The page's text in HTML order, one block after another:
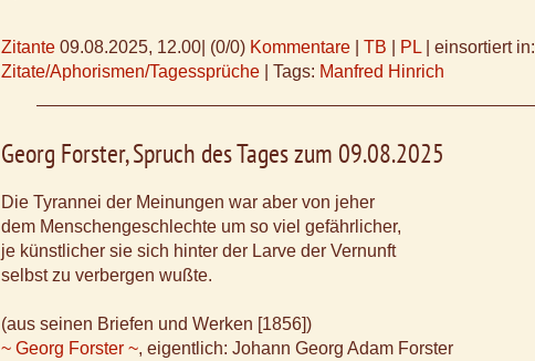
Zitante 09.08.2025, 12.00 (0/0) Kommentare TB PL
einsortiert in:
Zitate/Aphorismen/Tagessprüche
Tags: Manfred Hinrich
Georg Forster, Spruch des Tages zum 09.08.2025
Die Tyrannei der Meinungen war aber von jeher
dem Menschengeschlechte um so viel gefährlicher,
je künstlicher sie sich hinter der Larve der Vernunft
selbst zu verbergen wußte.
(aus seinen Briefen und Werken [1856])
~ Georg Forster ~, eigentlich: Johann Georg Adam Forster